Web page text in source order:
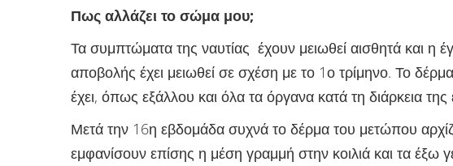
Πως αλλάζει το σώμα μου;
Τα συμπτώματα της ναυτίας έχουν μειωθεί αισθητά και η
αποβολής έχει μειωθεί σε σχέση με το 1ο τρίμηνο. Το
έχει, όπως εξάλλου και όλα τα όργανα κατά τη διάρκεια
Μετά την 16η εβδομάδα συχνά το δέρμα του μετώπου
εμφανίσουν επίσης η μέση γραμμή στην κοιλιά και τα έξω